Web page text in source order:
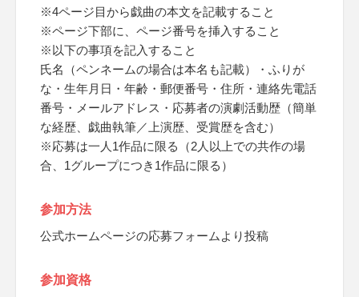
※4ページ目から戯曲の本文を記載すること
※ページ下部に、ページ番号を挿入すること
※以下の事項を記入すること
氏名（ペンネームの場合は本名も記載）・ふりが
な・生年月日・年齢・郵便番号・住所・連絡先電話
番号・メールアドレス・応募者の演劇活動歴（簡単
な経歴、戯曲執筆／上演歴、受賞歴を含む）
※応募は一人1作品に限る（2人以上での共作の場
合、1グループにつき1作品に限る）
参加方法
公式ホームページの応募フォームより投稿
参加資格